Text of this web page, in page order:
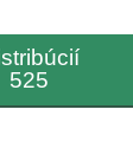
525